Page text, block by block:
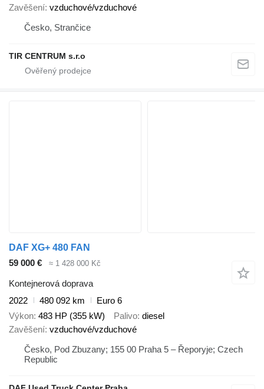
Zavěšení vzduchové/vzduchové
Česko, Strančice
TIR CENTRUM s.r.o
DAF XG+ 480 FAN
59 000 €
≈ 1 428 000 Kč
Kontejnerová doprava
2022
480 092 km
Euro 6
Výkon 483 HP (355 kW) Palivo diesel
Zavěšení vzduchové/vzduchové
Česko, Pod Zbuzany; 155 00 Praha 5 – Řeporyje; Czech
Republic